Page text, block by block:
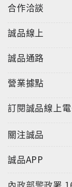
合作洽談
誠品線上
誠品通路
營業據點
訂閱誠品線上
關注誠品
誠品APP